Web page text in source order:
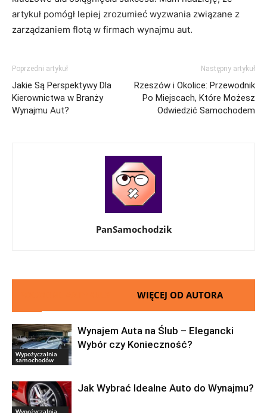
artykuł pomógł lepiej zrozumieć wyzwania związane ⁤z
zarządzaniem flotą w firmach wynajmu ‌aut.
Poprzedni artykuł
Jakie Są Perspektywy Dla
Kierownictwa w Branży
Wynajmu Aut?
Następny artykuł
Rzeszów i Okolice: Przewodnik
Po Miejscach, Które Możesz
Odwiedzić Samochodem
PanSamochodzik
WIĘCEJ OD AUTORA
Wypożyczalnia
samochodów
Wynajem Auta na Ślub – Elegancki
Wybór czy Konieczność?
Wypożyczalnia
Jak Wybrać Idealne Auto do Wynajmu?